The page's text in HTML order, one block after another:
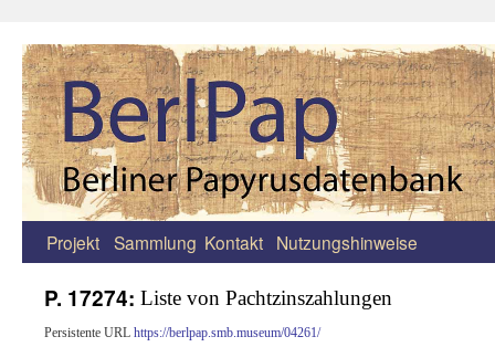
Zum
springen
Projekt Sammlung Kontakt Nutzungshinweise
P. 17274: Liste von Pachtzinszahlungen
Persistente URL https://berlpap.smb.museum/04261/